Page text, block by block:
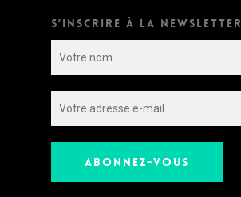
S’INSCRIRE À LA NEWSLETTER